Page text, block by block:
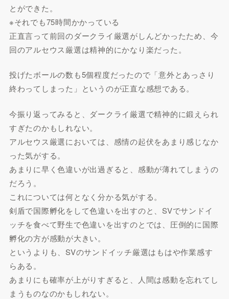
とができた。
※それでも75時間かかっている
正直言って前回のダークライ厳選がしんどかったため、今
回のアルセウス厳選は精神的にかなり楽だった。
投げたボールの数も5個程度だったので「意外とあっさり
終わってしまった」というのが正直な感想である。
今振り返ってみると、ダークライ厳選で精神的に鍛えられ
すぎたのかもしれない。
アルセウス厳選においては、感情の起伏をあまり感じなか
った気がする。
あまりに早く色違いが出過ぎると、感動が薄れてしまうの
だろう。
これについては何となく分かる気がする。
剣盾で国際孵化をして色違いを出すのと、SVでサンドイ
ッチを食べて野生で色違いを出すのとでは、圧倒的に国際
孵化の方が感動が大きい。
というよりも、SVのサンドイッチ厳選はもはや作業感す
らある。
あまりにも確率が上がりすぎると、人間は感動を忘れてし
まうものなのかもしれない。